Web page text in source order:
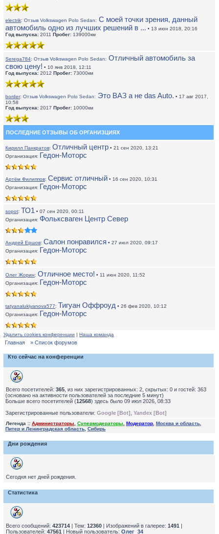
electrik: Отзыв Volkswagen Polo Sedan: С моей точки зрения, данный
автомобиль одно из лучших решений в ... • 13 июн 2018, 20:16
Год выпуска: 2011 Пробег: 139000км
Serega784: Отзыв Volkswagen Polo Sedan: Отличный автомобиль за
свою цену! • 10 янв 2018, 12:11
Год выпуска: 2012 Пробег: 73000км
border: Отзыв Volkswagen Polo Sedan: Это ВАЗ а не das Auto. • 17 авг 2017,
10:58
Год выпуска: 2017 Пробег: 10000км
ПОСЛЕДНИЕ ОТЗЫВЫ ОБ ОРГАНИЗЦИЯХ
Кирилл Панкратов: Отличный центр • 21 сен 2020, 13:21
Организация: Гедон-Моторс
Артём Филиппов: Сервис отличный • 16 сен 2020, 10:31
Организация: Гедон-Моторс
sopot: ТО1 • 07 сен 2020, 00:11
Организация: Фольксваген Центр Север
Андрей Ершов: Салон понравился • 27 июл 2020, 09:17
Организация: Гедон-Моторс
Олег Жорин: Отличное место! • 11 июн 2020, 11:52
Организация: Гедон-Моторс
tatyanalukiyanova577: Тигуан Оффроуд • 26 фев 2020, 10:12
Организация: Гедон-Моторс
Удалить cookies конференции | Наша команда
Главная » Список форумов
Кто сейчас на конференции
Всего посетителей: 365 , из них зарегистрированных: 2, скрытых: 0 и гостей: 363
(основано на активности пользователей за последние 5 минут)
Больше всего посетителей (12568) здесь было 09 июл 2026, 08:33
Зарегистрированные пользователи: Google [Bot] Yandex [Bot]
Легенда :: Администраторы Супермодераторы Модератор Москва и область
Питер и Ленинградская область Сибирь
Дни рождения
Сегодня нет дней рождения.
Статистика
Всего сообщений: 423714 | Тем: 12360 | Изображений в галерее: 1491 |
Пользователей: 47561 | Новый пользователь: Олег_34